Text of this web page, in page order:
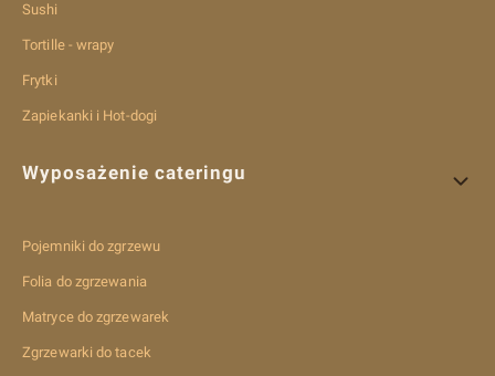
Sushi
Tortille - wrapy
Frytki
Zapiekanki i Hot-dogi
Wyposażenie cateringu
Pojemniki do zgrzewu
Folia do zgrzewania
Matryce do zgrzewarek
Zgrzewarki do tacek